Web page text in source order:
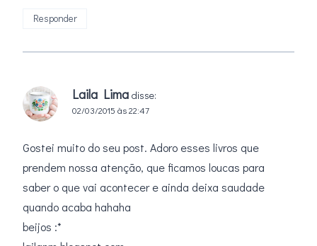
Responder
Laila Lima disse:
02/03/2015 às 22:47
Gostei muito do seu post. Adoro esses livros que
prendem nossa atenção, que ficamos loucas para
saber o que vai acontecer e ainda deixa saudade
quando acaba hahaha
beijos :*